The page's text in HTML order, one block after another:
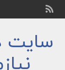
سایت